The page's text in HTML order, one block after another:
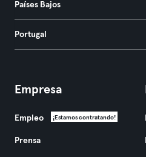
Países Bajos
Portugal
Empresa
Empleo ¡Estamos contratando!
Prensa